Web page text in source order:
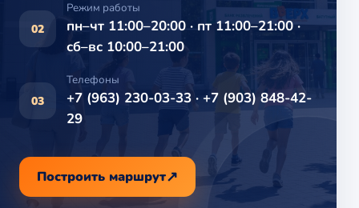
02
Режим работы
пн–чт 11:00–20:00 · пт 11:00–21:00 ·
сб–вс 10:00–21:00
03
Телефоны
+7 (963) 230-03-33 · +7 (903) 848-42-
29
Построить маршрут